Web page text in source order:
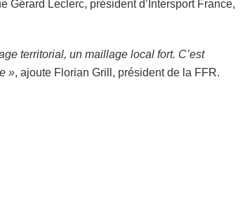
Gérard Leclerc, président d’Intersport France,
territorial, un maillage local fort. C’est
», ajoute Florian Grill, président de la FFR.